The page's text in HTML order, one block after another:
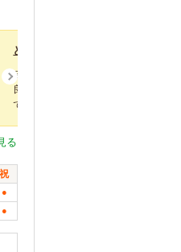
とても良い先生でした。
皮膚疾患が何年も治らず受診しまし
良猫だったので家族以外、病院でも
で ...
る
祝
●
●